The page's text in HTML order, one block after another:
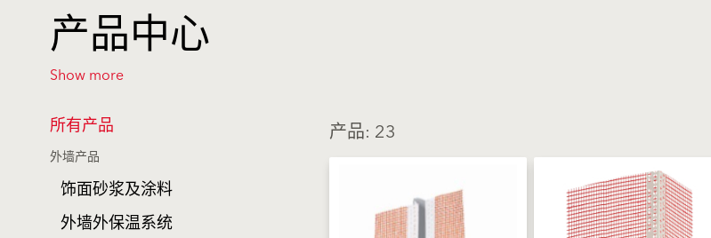
产品中心
Show more
所有产品
外墙产品
饰面砂浆及涂料
外墙外保温系统
产品: 23